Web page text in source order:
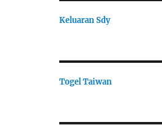
Keluaran Sdy
Togel Taiwan